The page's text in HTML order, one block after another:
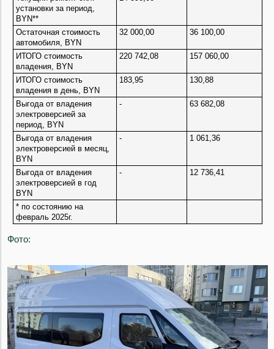
установки за период,
BYN**
Остаточная стоимость
автомобиля, BYN
32 000,00 36 100,00
ИТОГО стоимость
владения, BYN
220 742,08 157 060,00
ИТОГО стоимость
владения в день, BYN
183,95 130,88
Выгода от владения
электроверсией за
период, BYN
- 63 682,08
Выгода от владения
электроверсией в месяц,
BYN
- 1 061,36
Выгода от владения
электроверсией в год
BYN
- 12 736,41
* по состоянию на
февраль 2025г.
Фото: